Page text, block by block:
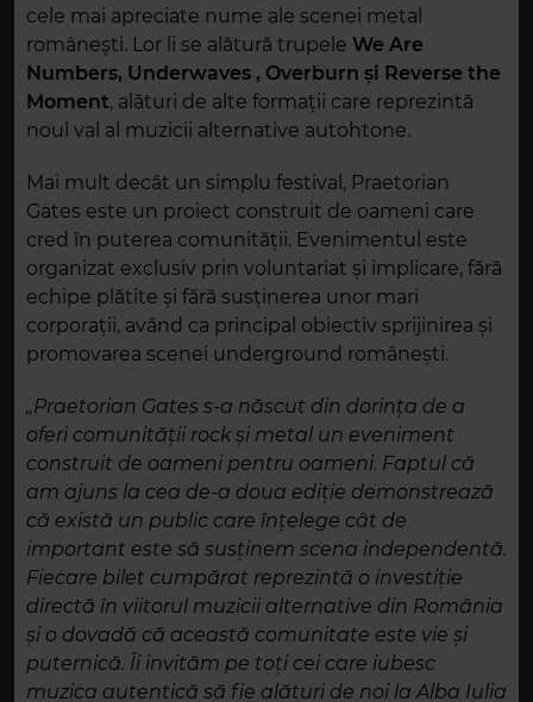
cele mai apreciate nume ale scenei metal
românești. Lor li se alătură trupele We Are
Numbers, Underwaves , Overburn și Reverse the
Moment, alături de alte formații care reprezintă
noul val al muzicii alternative autohtone.
Mai mult decât un simplu festival, Praetorian
Gates este un proiect construit de oameni care
cred în puterea comunității. Evenimentul este
organizat exclusiv prin voluntariat și implicare, fără
echipe plătite și fără susținerea unor mari
corporații, având ca principal obiectiv sprijinirea și
promovarea scenei underground românești.
„Praetorian Gates s-a născut din dorința de a
oferi comunității rock și metal un eveniment
construit de oameni pentru oameni. Faptul că
am ajuns la cea de-a doua ediție demonstrează
că există un public care înțelege cât de
important este să susținem scena independentă.
Fiecare bilet cumpărat reprezintă o investiție
directă în viitorul muzicii alternative din România
și o dovadă că această comunitate este vie și
puternică. Îi invităm pe toți cei care iubesc
muzica autentică să fie alături de noi la Alba Iulia